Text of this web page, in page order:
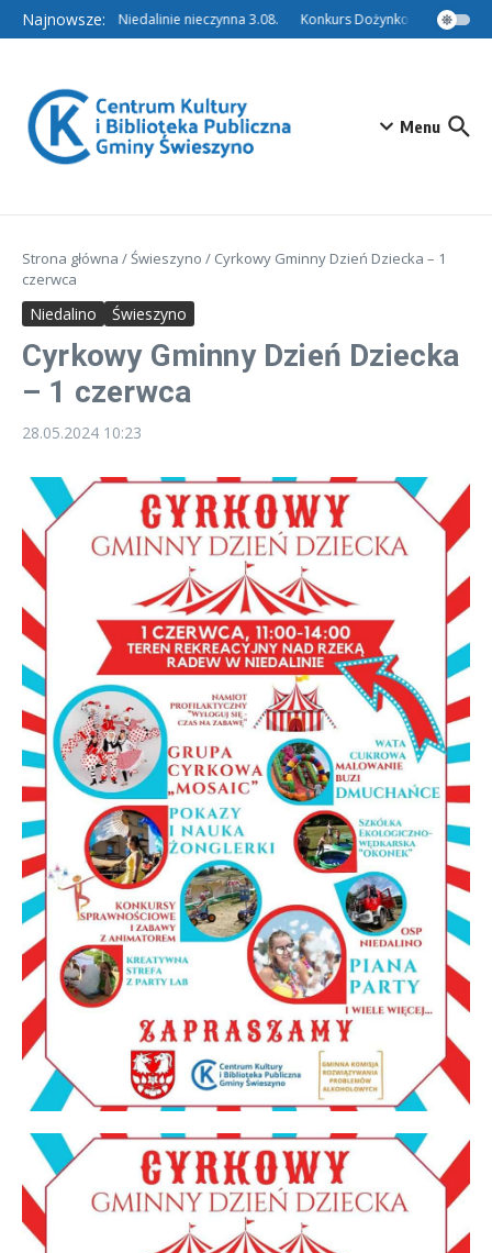
Przejdź do treści
Najnowsze:Filia w Niedalinie nieczynna 3.08. Konkurs Dożynkowy –
Menu
Strona główna /Świeszyno / Cyrkowy Gminny Dzień Dziecka – 1
czerwca
Niedalino Świeszyno
Cyrkowy Gminny Dzień Dziecka
– 1 czerwca
28.05.2024 10:23